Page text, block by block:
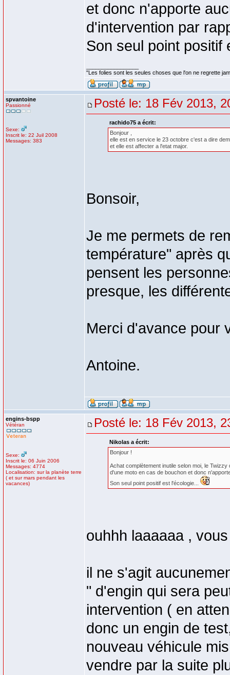
et donc n'apporte
d'intervention par
Son seul point
"Les folies sont les seules choses que l'on ne regrette
spvantoine
Passionné
Sexe:
Inscrit le: 22 Juil 2008
Messages: 383
Posté le: 18 Fév 2013,
rachido75 a écrit:
Bonjour ,
elle est en service le 23 octobre c'est a dire
et elle est affecter a l'etat major.
Bonsoir,
Je me permets de
température" après
pensent les
presque, les
Merci d'avance pour
Antoine.
engins-bspp
Vétéran
Sexe:
Inscrit le: 06 Juin 2006
Messages: 4774
Localisation: sur la planète terre
( et sur mars pendant les
vacances)
Posté le: 18 Fév 2013,
Nikolas a écrit:
Bonjour !
Achat complètement inutile selon moi, le
d'une moto en cas de bouchon et donc
Son seul point positif est l'écologie...
ouhhh laaaaaa ,
il ne s'agit
" d'engin qui sera
intervention ( en
donc un engin de
nouveau véhicule
vendre par la suite